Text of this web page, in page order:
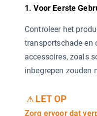
1. Voor Eerste
Controleer het
transportschade en
accessoires, zoals
inbegrepen zouden
⚠ LET OP
Zorg ervoor dat